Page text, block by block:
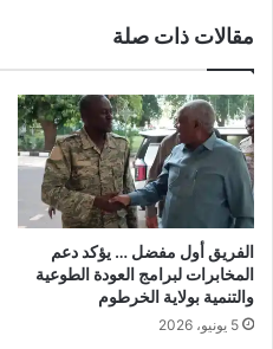
مقالات ذات صلة
الفريق أول مفضل … يؤكد دعم
المخابرات لبرامج العودة الطوعية
والتنمية بولاية الخرطوم
5 يونيو، 2026